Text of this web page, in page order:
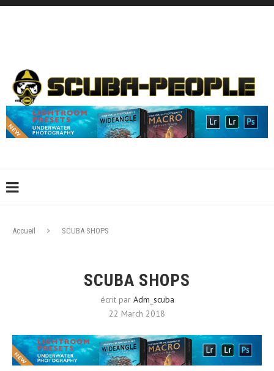
Accueil SCUBA SHOPS
SCUBA SHOPS
écrit par Adm_scuba
22 March 2018